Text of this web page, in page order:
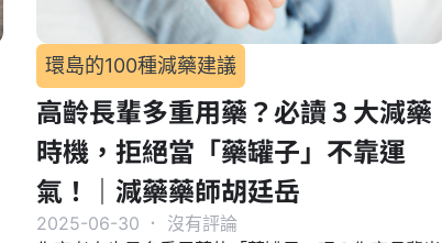
環島的100種減藥建議
高齡長輩多重用藥？必讀 3 大減藥
時機，拒絕當「藥罐子」不靠運
氣！｜減藥藥師胡廷岳
2025-06-30 ．
沒有評論